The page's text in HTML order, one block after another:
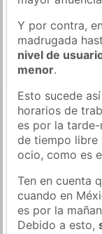
Y por contra,
madrugada
nivel de
menor.
Esto sucede
horarios de
es por la
de tiempo libre
ocio, como es
Ten en cuenta
cuando en
es por la
Debido a esto,